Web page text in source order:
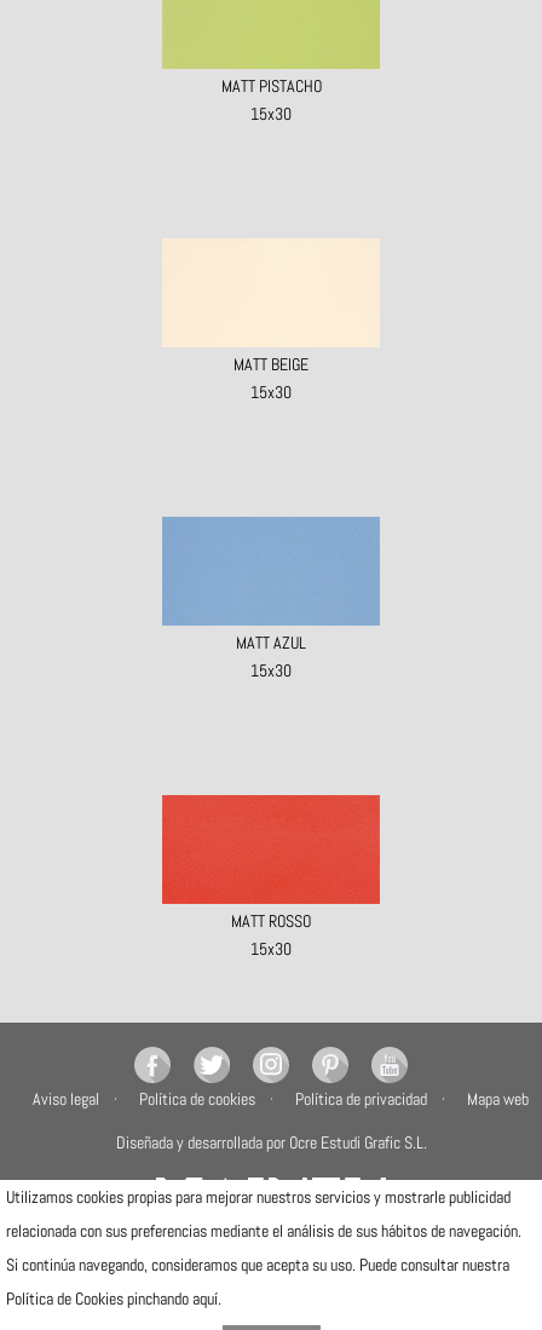
MATT PISTACHO
15x30
MATT BEIGE
15x30
MATT AZUL
15x30
MATT ROSSO
15x30
Aviso legal Política de cookies Política de privacidad
Mapa web
Diseñada y desarrollada por Ocre Estudi Grafic S.L.
Camí de la Travessa, 17
12540 Vila-real (Castellón)
Telfs: (+34) 964506300 · (+34) 964506301
Utilizamos cookies propias para mejorar nuestros servicios y mostrarle publicidad
relacionada con sus preferencias mediante el análisis de sus hábitos de navegación.
Si continúa navegando, consideramos que acepta su uso. Puede consultar nuestra
Política de Cookies pinchando aquí.